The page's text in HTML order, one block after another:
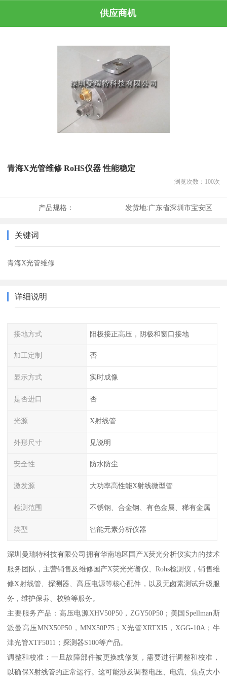
供应商机
青海X光管维修 RoHS仪器 性能稳定
浏览次数： 100次
产品规格： 发货地:广东省深圳市宝安区
关键词
青海X光管维修
详细说明
接地方式 阳极接正高压，阴极和窗口接地
加工定制 否
显示方式 实时成像
是否进口 否
光源 X射线管
外形尺寸 见说明
安全性 防水防尘
激发源 大功率高性能X射线微型管
检测范围 不锈钢、合金钢、有色金属、稀有金属
类型 智能元素分析仪器
深圳曼瑞特科技有限公司拥有华南地区国产X荧光分析仪实力的技术
服务团队，主营销售及维修国产X荧光光谱仪、Rohs检测仪，销售维
修X射线管、探测器、高压电源等核心配件，以及无卤素测试升级服
务，维护保养、校验等服务。
主要服务产品：高压电源XHV50P50，ZGY50P50；美国Spellman斯
派曼高压MNX50P50，MNX50P75；X光管XRTXI5，XGG-10A；牛
津光管XTF5011；探测器S100等产品。
调整和校准：一旦故障部件被更换或修复，需要进行调整和校准，
以确保X射线管的正常运行。这可能涉及调整电压、电流、焦点大小